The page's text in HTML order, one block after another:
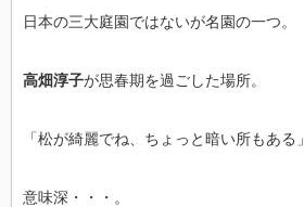
日本の三大庭園ではないが名園の一つ。
高畑淳子が思春期を過ごした場所。
「松が綺麗でね、ちょっと暗い所もある」
意味深・・・。